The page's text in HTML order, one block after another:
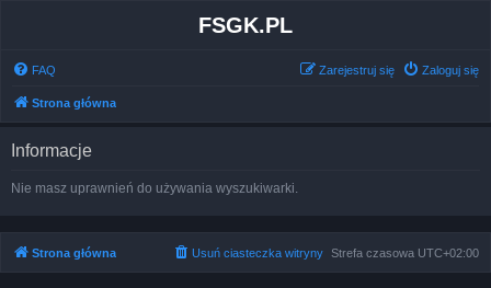
FSGK.PL
FAQ Zaloguj się
Zarejestruj się
Strona główna
Informacje
Nie masz uprawnień do używania wyszukiwarki.
Strona główna Strefa czasowa UTC+02:00
Usuń ciasteczka witryny